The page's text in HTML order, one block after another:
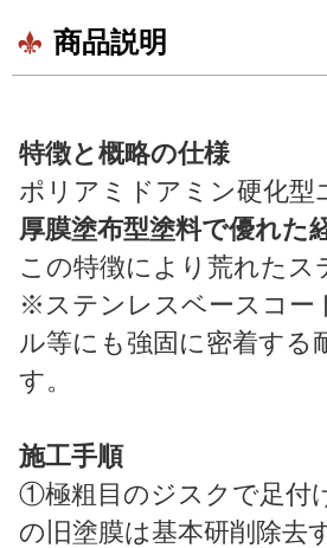
商品説明
特徴と概略の仕様
ポリアミドアミン硬化型
厚膜塗布型塗料で優れた
この特徴により荒れた
※ステンレスベースコー
ル等にも強固に密着する
す。
施工手順
①極粗目のジスクで足付
の旧塗膜は基本研削除去